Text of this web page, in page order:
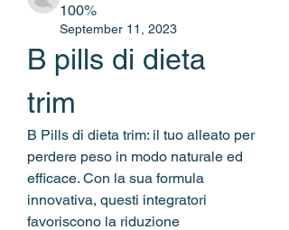
100%
September 11, 2023
B pills di dieta
trim
B Pills di dieta trim: il tuo alleato per
perdere peso in modo naturale ed
efficace. Con la sua formula
innovativa, questi integratori
favoriscono la riduzione